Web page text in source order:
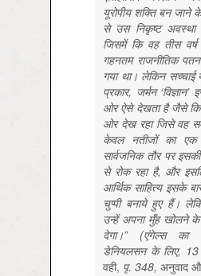
यूरोपीय शक्ति बन जाने
से उस निकृष्ट
जिसमें कि वह तीस
गहनतम राजनीतिक
गया था। लेकिन
प्रकार, जर्मन
ओर ऐसे देखता है जैसे
ओर देख रहा जिसे वह
केवल नतीजों का एक
सार्वजनिक तौर पर
से रोक रहा है, और
आर्थिक साहित्य इसके
चुप्पी बनाये हुए हैं।
उन्हें अपना मुँह खोलने
देगा।” (एंगेल्स का
डेनियलसन के लिए, 13
वही, पृ. 348, अनुवाद